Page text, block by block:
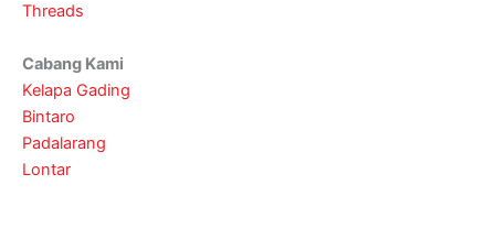
Threads
Cabang Kami
Kelapa Gading
Bintaro
Padalarang
Lontar